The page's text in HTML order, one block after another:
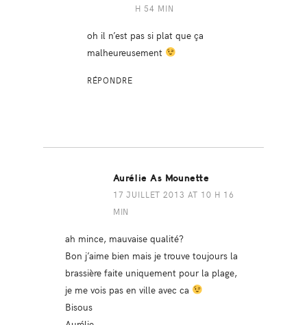
H 54 MIN
oh il n’est pas si plat que ça
malheureusement
RÉPONDRE
Aurélie As Mounette
17 JUILLET 2013 AT 10 H 16
MIN
ah mince, mauvaise qualité?
Bon j’aime bien mais je trouve toujours la
brassière faite uniquement pour la plage,
je me vois pas en ville avec ca
Bisous